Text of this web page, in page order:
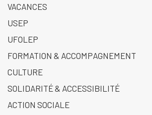
VACANCES
USEP
UFOLEP
FORMATION & ACCOMPAGNEMENT
CULTURE
SOLIDARITÉ & ACCESSIBILITÉ
ACTION SOCIALE